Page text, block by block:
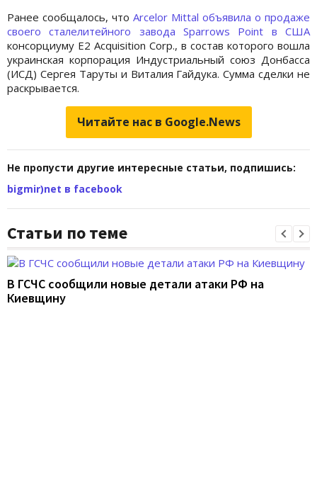
Ранее сообщалось, что Arcelor Mittal объявила о продаже
своего сталелитейного завода Sparrows Point в США
консорциуму E2 Acquisition Corp., в состав которого вошла
украинская корпорация Индустриальный союз Донбасса
(ИСД) Сергея Таруты и Виталия Гайдука. Сумма сделки не
раскрывается.
Читайте нас в Google.News
Не пропусти другие интересные статьи, подпишись:
bigmir)net в facebook
Статьи по теме
В ГСЧС сообщили новые детали атаки РФ на
Киевщину